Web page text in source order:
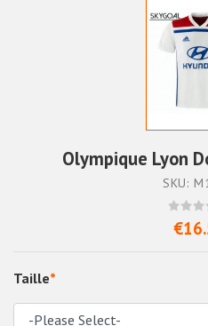
Olympique Lyon
SKU:
Taille*